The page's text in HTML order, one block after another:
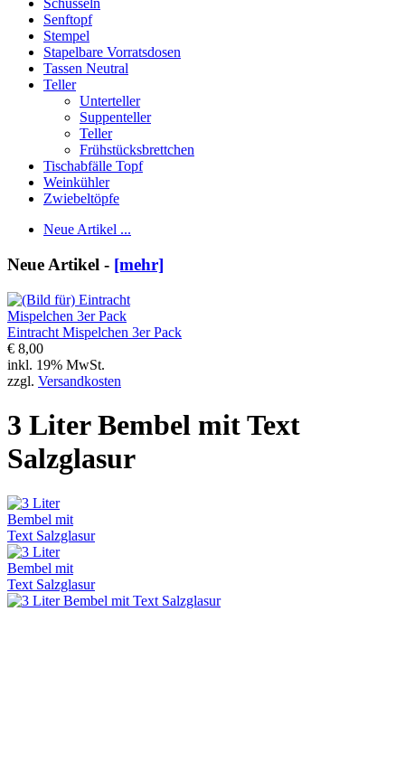
Schüsseln
Senftopf
Stempel
Stapelbare Vorratsdosen
Tassen Neutral
Teller
Unterteller
Suppenteller
Teller
Frühstücksbrettchen
Tischabfälle Topf
Weinkühler
Zwiebeltöpfe
Neue Artikel ...
Neue Artikel - [mehr]
Eintracht Mispelchen 3er Pack
€ 8,00
inkl. 19% MwSt.
zzgl. Versandkosten
3 Liter Bembel mit Text
Salzglasur